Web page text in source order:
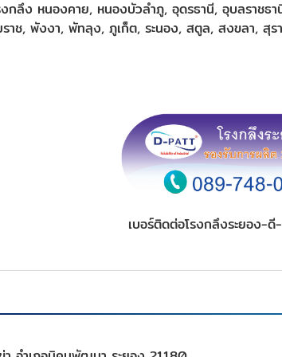
งกลึง หนองคาย, หนองบัวลำภู, อุดรธานี, อุบลราชธา
าช, พังงา, พัทลุง, ภูเก็ต, ระนอง, สตูล, สงขลา, สุ
เบอร์ติดต่อโรงกลึงระยอง-